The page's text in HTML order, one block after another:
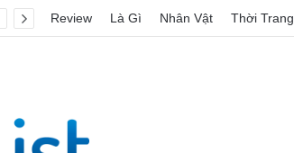
Review Là Gì Nhân Vật Thời Trang